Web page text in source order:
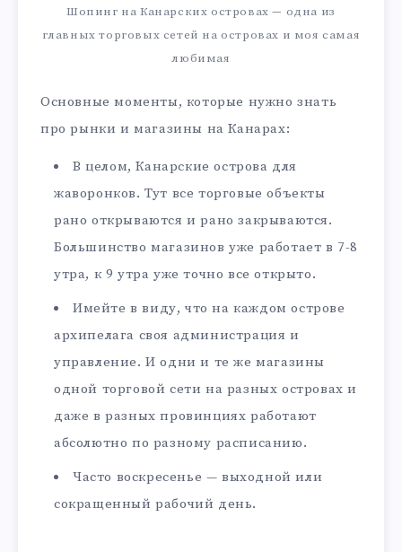
Шопинг на Канарских островах — одна из
главных торговых сетей на островах и моя самая
любимая
Основные моменты, которые нужно знать
про рынки и магазины на Канарах:
В целом, Канарские острова для
жаворонков. Тут все торговые объекты
рано открываются и рано закрываются.
Большинство магазинов уже работает в 7-8
утра, к 9 утра уже точно все открыто.
Имейте в виду, что на каждом острове
архипелага своя администрация и
управление. И одни и те же магазины
одной торговой сети на разных островах и
даже в разных провинциях работают
абсолютно по разному расписанию.
Часто воскресенье — выходной или
сокращенный рабочий день.